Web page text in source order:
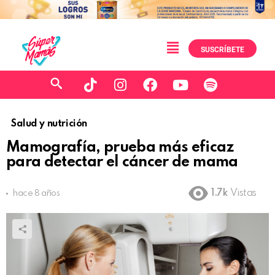
SUSCRÍBETE
Salud y nutrición
Mamografía, prueba más eficaz
para detectar el cáncer de mama
hace 8 años 1.7k Vistas